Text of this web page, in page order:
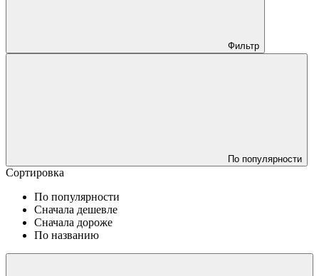
Фильтр
По популярности
Сортировка
По популярности
Сначала дешевле
Сначала дороже
По названию